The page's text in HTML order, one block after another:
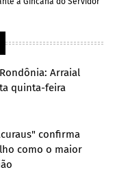
Arraial
quinta-feira
confirma
como o maior